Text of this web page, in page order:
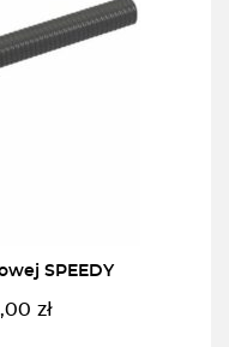
SPEEDY
zł